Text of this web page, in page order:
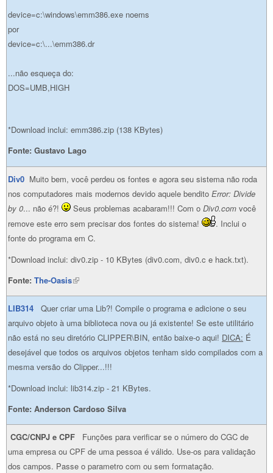
device=c:\windows\emm386.exe noems
por
device=c:\...\emm386.dr
...não esqueça do:
DOS=UMB,HIGH
*Download inclui: emm386.zip (138 KBytes)
Fonte: Gustavo Lago
Div0 Muito bem, você perdeu os fontes e agora seu sistema não roda
nos computadores mais modernos devido aquele bendito Error: Divide
by 0... não é?! Seus problemas acabaram!!! Com o Div0.com você
remove este erro sem precisar dos fontes do sistema!
. Inclui o
fonte do programa em C.
*Download inclui: div0.zip - 10 KBytes (div0.com, div0.c e hack.txt).
Fonte: The-Oasis(link is external)
LIB314
Quer criar uma Lib?! Compile o programa e adicione o seu
arquivo objeto à uma biblioteca nova ou já existente! Se este utilitário
não está no seu diretório CLIPPER\BIN, então baixe-o aqui! DICA: É
desejável que todos os arquivos objetos tenham sido compilados com a
mesma versão do Clipper...!!!
*Download inclui: lib314.zip - 21 KBytes.
Fonte: Anderson Cardoso Silva
CGC/CNPJ e CPF
Funções para verificar se o número do CGC de
uma empresa ou CPF de uma pessoa é válido. Use-os para validação
dos campos. Passe o parametro com ou sem formatação.